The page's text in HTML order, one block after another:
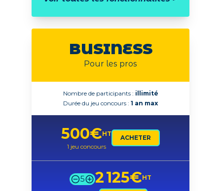
BUSINESS
Pour les pros
Nombre de participants : illimité
Durée du jeu concours : 1 an max
500€HT
1 jeu concours
ACHETER
5 2 125€HT